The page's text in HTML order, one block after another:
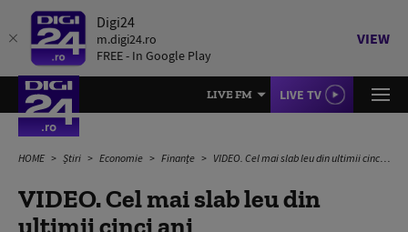
Digi24
m.digi24.ro
FREE - In Google Play
VIEW
LIVE FM LIVE TV
HOME Știri Economie Finanțe VIDEO. Cel mai slab leu din ultimii cinci ani
VIDEO. Cel mai slab leu din